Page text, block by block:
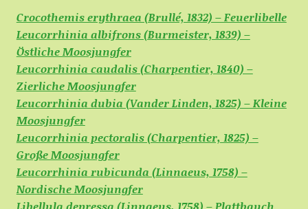
Crocothemis erythraea (Brullé, 1832) – Feuerlibelle
Leucorrhinia albifrons (Burmeister, 1839) –
Östliche Moosjungfer
Leucorrhinia caudalis (Charpentier, 1840) –
Zierliche Moosjungfer
Leucorrhinia dubia (Vander Linden, 1825) – Kleine
Moosjungfer
Leucorrhinia pectoralis (Charpentier, 1825) –
Große Moosjungfer
Leucorrhinia rubicunda (Linnaeus, 1758) –
Nordische Moosjungfer